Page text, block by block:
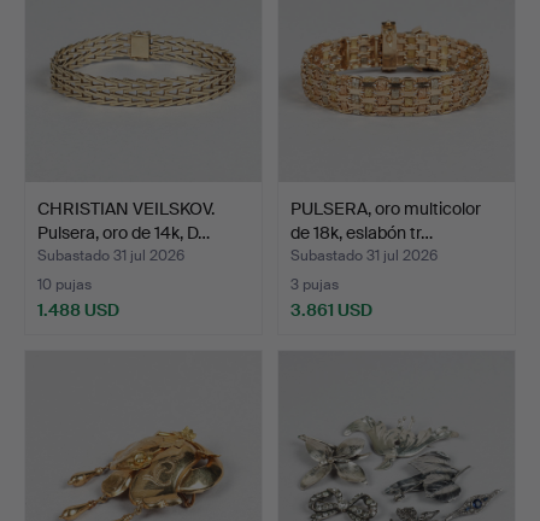
CHRISTIAN VEILSKOV.
Pulsera, oro de 14k, D…
Subastado 31 jul 2026
10 pujas
1.488 USD
PULSERA, oro multicolor
de 18k, eslabón tr…
Subastado 31 jul 2026
3 pujas
3.861 USD